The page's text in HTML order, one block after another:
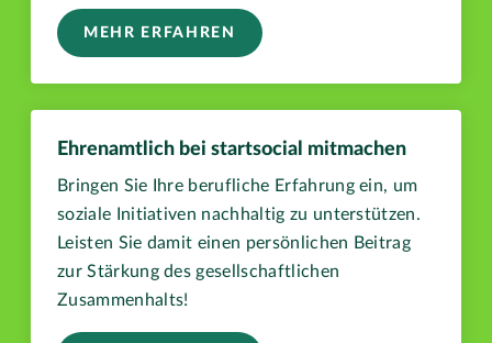
MEHR ERFAHREN
Ehrenamtlich bei startsocial mitmachen
Bringen Sie Ihre berufliche Erfahrung ein, um
soziale Initiativen nachhaltig zu unterstützen.
Leisten Sie damit einen persönlichen Beitrag
zur Stärkung des gesellschaftlichen
Zusammenhalts!